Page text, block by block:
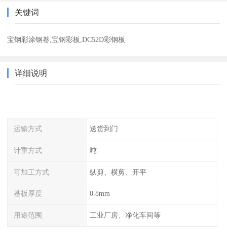
关键词
宝钢彩涂钢卷,宝钢彩板,DC52D彩钢板
详细说明
运输方式 送货到门
计重方式 吨
可加工方式 纵剪、横剪、开平
基板厚度 0.8mm
用途范围 工业厂房、净化车间等